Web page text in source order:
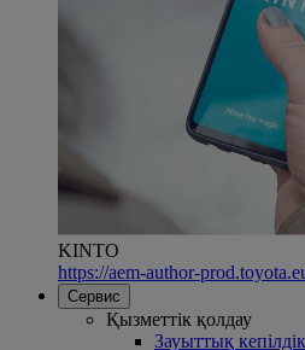
KINTO
https://aem-author-
Сервис
Қызметтік қолдау
Зауыттық кепілдік